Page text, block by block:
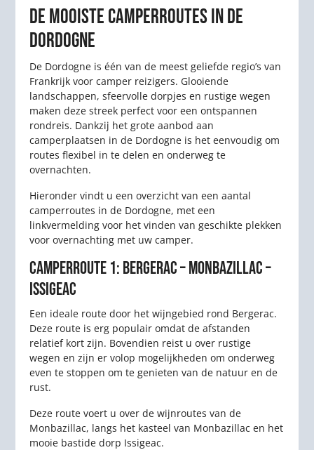
DE MOOISTE CAMPERROUTES IN DE
DORDOGNE
De Dordogne is één van de meest geliefde regio’s van
Frankrijk voor camper reizigers. Glooiende
landschappen, sfeervolle dorpjes en rustige wegen
maken deze streek perfect voor een ontspannen
rondreis. Dankzij het grote aanbod aan
camperplaatsen in de Dordogne is het eenvoudig om
routes flexibel in te delen en onderweg te
overnachten.
Hieronder vindt u een overzicht van een aantal
camperroutes in de Dordogne, met een
linkvermelding voor het vinden van geschikte plekken
voor overnachting met uw camper.
CAMPERROUTE 1: BERGERAC – MONBAZILLAC –
ISSIGEAC
Een ideale route door het wijngebied rond Bergerac.
Deze route is erg populair omdat de afstanden
relatief kort zijn. Bovendien reist u over rustige
wegen en zijn er volop mogelijkheden om onderweg
even te stoppen om te genieten van de natuur en de
rust.
Deze route voert u over de wijnroutes van de
Monbazillac, langs het kasteel van Monbazillac en het
mooie bastide dorp Issigeac.